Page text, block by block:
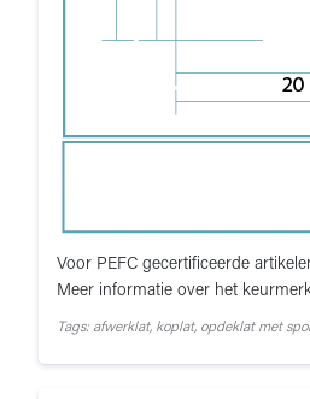
Voor PEFC gecertificeerde
Meer informatie over het
Tags: afwerklat, koplat, opdeklat met